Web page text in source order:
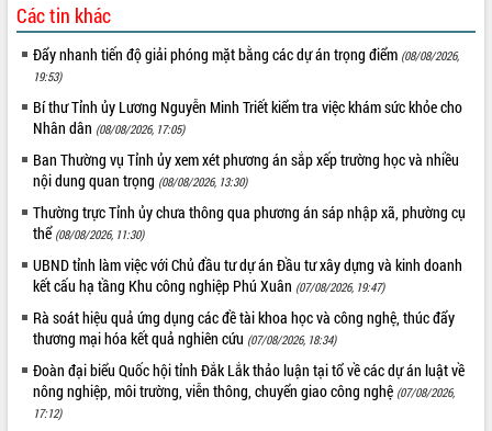
Hội thảo góp ý hồ sơ điều chỉnh quy
hoạch tỉnh Đắk Lắk thời kỳ 2021-2030,
tầm nhìn đến năm 2050
Nâng cao hiệu quả hoạt động của các
doanh nghiệp nhà nước
Hội nghị triển khai kết nối mạng
truyền số liệu chuyên dùng phục vụ cơ
quan Đảng, Nhà nước
Lễ phát động chuỗi hoạt động chung
tay làm sạch môi trường
Xã Ea Kar bước chuyển mình trong
công tác cải cách hành chính mô hình
UBND tỉnh họp báo định kỳ tháng 4
năm 2026
Hội thảo khoa học “Giải pháp thúc đẩy
phát triển nền kinh tế xanh tại tỉnh
Đắk Lắk”
Các tin khác
Đẩy nhanh tiến độ giải phóng mặt bằng các dự án trọng điểm (08/08/2026,
19:53)
Bí thư Tỉnh ủy Lương Nguyễn Minh Triết kiểm tra việc khám sức khỏe cho
Nhân dân (08/08/2026, 17:05)
Ban Thường vụ Tỉnh ủy xem xét phương án sắp xếp trường học và nhiều
nội dung quan trọng (08/08/2026, 13:30)
Thường trực Tỉnh ủy chưa thông qua phương án sáp nhập xã, phường cụ
thể (08/08/2026, 11:30)
UBND tỉnh làm việc với Chủ đầu tư dự án Đầu tư xây dựng và kinh doanh
kết cấu hạ tầng Khu công nghiệp Phú Xuân (07/08/2026, 19:47)
Rà soát hiệu quả ứng dụng các đề tài khoa học và công nghệ, thúc đẩy
thương mại hóa kết quả nghiên cứu (07/08/2026, 18:34)
Đoàn đại biểu Quốc hội tỉnh Đắk Lắk thảo luận tại tổ về các dự án luật về
nông nghiệp, môi trường, viễn thông, chuyển giao công nghệ (07/08/2026,
17:12)